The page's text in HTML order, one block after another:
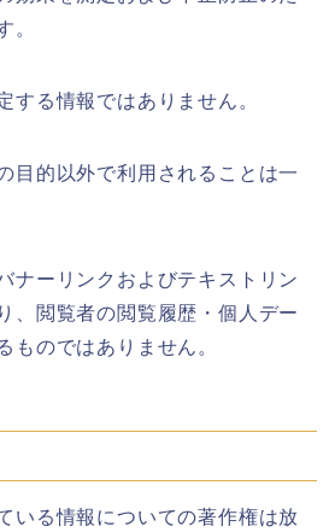
。
する情報ではありません。
目的以外で利用されることは一
ナーリンクおよびテキストリン
、閲覧者の閲覧履歴・個人デー
ものではありません。
いる情報についての著作権は放